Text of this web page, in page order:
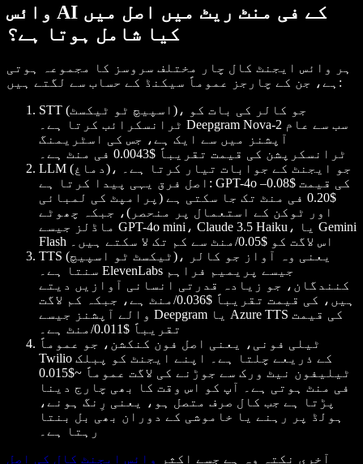
وائس AI کے فی منٹ ریٹ میں اصل میں
کیا شامل ہوتا ہے؟
ہر وائس ایجنٹ کال چار مختلف سروسز کا مجموعہ ہوتی
ہے، جن کے چارجز عموماً سیکنڈ کے حساب سے لگتے ہیں:
STT (اسپیچ ٹو ٹیکسٹ)، جو کالر کی بات کو
ٹرانسکرائب کرتا ہے۔ Deepgram Nova-2 سب سے عام
آپشنز میں سے ایک ہے، جس کی اسٹریمنگ
ٹرانسکرپشن کی قیمت تقریباً $0.0043 فی منٹ ہے۔
LLM (دماغ)، جو ایجنٹ کے جوابات تیار کرتا ہے۔
اصل فرق یہی پیدا کرتا ہے: GPT-4o کی قیمت $0.08–
$0.20 فی منٹ تک جا سکتی ہے (پرامپٹ کی لمبائی
اور ٹوکن کے استعمال پر منحصر)، جبکہ چھوٹے
ماڈلز جیسے GPT-4o mini، Claude 3.5 Haiku، یا Gemini
Flash اس لاگت کو $0.05/منٹ سے کم تک لا سکتے ہیں۔
TTS (ٹیکسٹ ٹو اسپیچ)، یعنی وہ آواز جو کالر
سنتا ہے۔ ElevenLabs جیسے پریمیم فراہم
کنندگان، جو زیادہ قدرتی انسانی آوازیں دیتے
ہیں، کی قیمت تقریباً $0.036/منٹ ہے، جبکہ کم لاگت
والے آپشنز جیسے Deepgram یا Azure TTS کی قیمت
تقریباً $0.011/منٹ ہے۔
ٹیلی فونی، یعنی اصل فون کنکشن، جو عموماً
Twilio کے ذریعے چلتا ہے۔ اپنے ایجنٹ کو پبلک
ٹیلیفون نیٹ ورک سے جوڑنے کی لاگت عموماً ~$0.015
فی منٹ ہوتی ہے۔ آپ کو اس وقت کا بھی چارج دینا
پڑتا ہے جب کال صرف متصل ہو، یعنی رِنگ ہونے،
ہولڈ پر رہنے یا خاموشی کے دوران بھی بل بنتا
رہتا ہے۔
آخری نکتہ وہ ہے جسے اکثر
وائس ایجنٹ کال کی اصل